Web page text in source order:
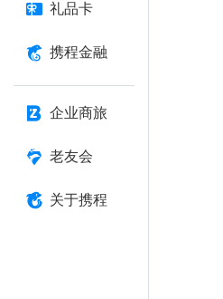
礼品卡
携程金融
企业商旅
老友会
关于携程